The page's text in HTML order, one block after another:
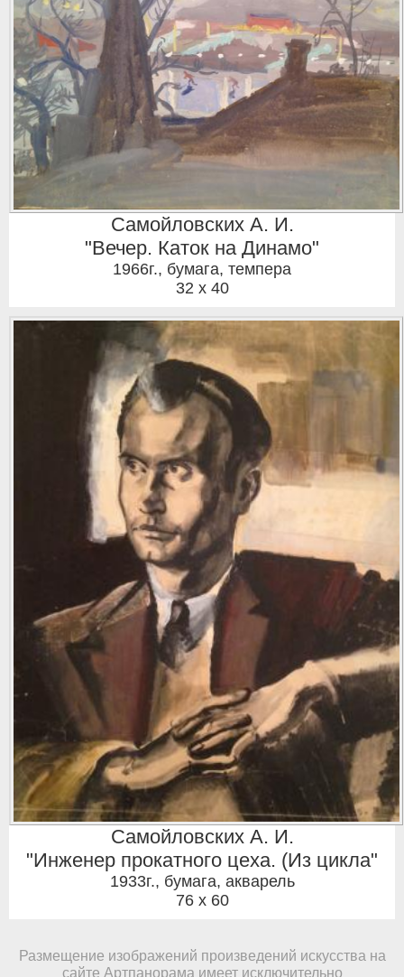
Самойловских А. И.
"Вечер. Каток на Динамо"
1966г., бумага, темпера
32 x 40
Самойловских А. И.
"Инженер прокатного цеха. (Из цикла"
1933г., бумага, акварель
76 x 60
Размещение изображений произведений искусства на
сайте Артпанорама имеет исключительно